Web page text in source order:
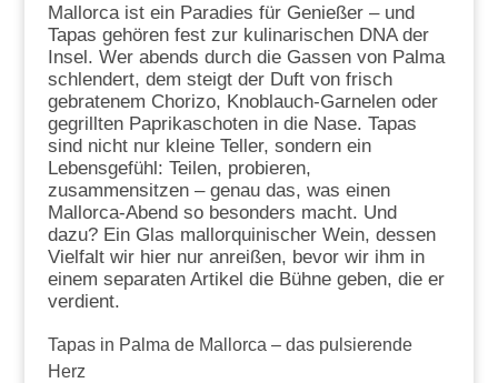
Mallorca ist ein Paradies für Genießer – und
Tapas gehören fest zur kulinarischen DNA der
Insel. Wer abends durch die Gassen von Palma
schlendert, dem steigt der Duft von frisch
gebratenem Chorizo, Knoblauch-Garnelen oder
gegrillten Paprikaschoten in die Nase. Tapas
sind nicht nur kleine Teller, sondern ein
Lebensgefühl: Teilen, probieren,
zusammensitzen – genau das, was einen
Mallorca-Abend so besonders macht. Und
dazu? Ein Glas mallorquinischer Wein, dessen
Vielfalt wir hier nur anreißen, bevor wir ihm in
einem separaten Artikel die Bühne geben, die er
verdient.
Tapas in Palma de Mallorca – das pulsierende
Herz